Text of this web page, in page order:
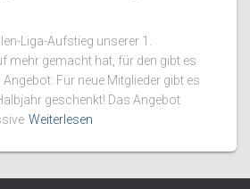
Liga-Aufstieg unserer 1.
mehr gemacht hat, für den gibt es
Für neue Mitglieder gibt es
geschenkt! Das Angebot
Weiterlesen